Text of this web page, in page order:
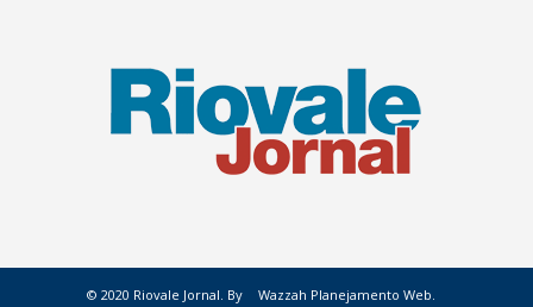
© 2020 Riovale Jornal. By Wazzah Planejamento Web.